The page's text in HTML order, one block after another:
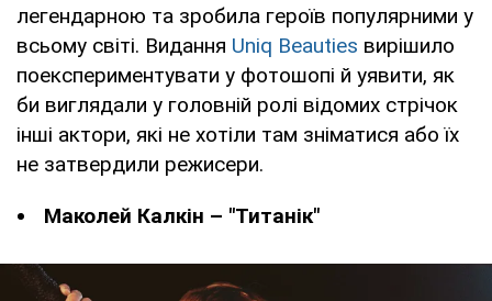
легендарною та зробила героїв популярними у
всьому світі. Видання Uniq Beauties вирішило
поекспериментувати у фотошопі й уявити, як
би виглядали у головній ролі відомих стрічок
інші актори, які не хотіли там зніматися або їх
не затвердили режисери.
Маколей Калкін – "Титанік"